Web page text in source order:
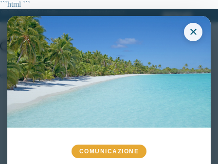
```html
×
COMUNICAZIONE
```
contenuto
esclusione concorso